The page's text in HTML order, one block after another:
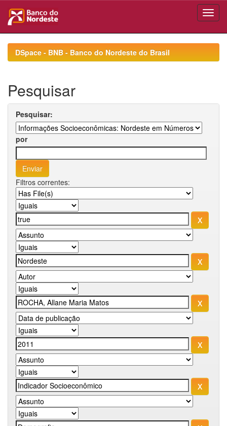
navigationDSpace - BNB - Banco do Nordeste do Brasil
Pesquisar
Pesquisar:
por
Filtros correntes: